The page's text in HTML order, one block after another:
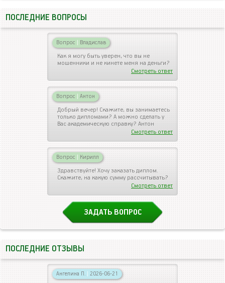
ПОСЛЕДНИЕ ВОПРОСЫ
Вопрос Владислав
Как я могу быть уверен, что вы не
мошенники и не кинете меня на деньги?
Смотреть ответ
Вопрос Антон
Добрый вечер! Скажите, вы занимаетесь
только дипломами? А можно сделать у
Вас академическую справку? Антон
Смотреть ответ
Вопрос Кирилл
Здравствуйте! Хочу заказать диплом.
Скажите, на какую сумму рассчитывать?
Смотреть ответ
ЗАДАТЬ ВОПРОС
ПОСЛЕДНИЕ ОТЗЫВЫ
Ангелина П. 2026-06-21